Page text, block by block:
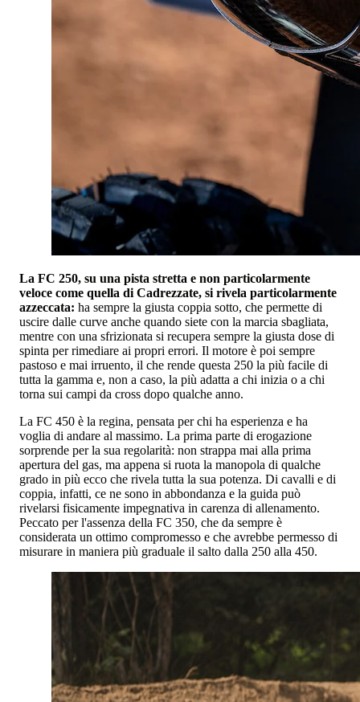
La FC 250, su una pista stretta e non particolarmente
veloce come quella di Cadrezzate, si rivela particolarmente
azzeccata: ha sempre la giusta coppia sotto, che permette di
uscire dalle curve anche quando siete con la marcia sbagliata,
mentre con una sfrizionata si recupera sempre la giusta dose di
spinta per rimediare ai propri errori. Il motore è poi sempre
pastoso e mai irruento, il che rende questa 250 la più facile di
tutta la gamma e, non a caso, la più adatta a chi inizia o a chi
torna sui campi da cross dopo qualche anno.
La FC 450 è la regina, pensata per chi ha esperienza e ha
voglia di andare al massimo. La prima parte di erogazione
sorprende per la sua regolarità: non strappa mai alla prima
apertura del gas, ma appena si ruota la manopola di qualche
grado in più ecco che rivela tutta la sua potenza. Di cavalli e di
coppia, infatti, ce ne sono in abbondanza e la guida può
rivelarsi fisicamente impegnativa in carenza di allenamento.
Peccato per l'assenza della FC 350, che da sempre è
considerata un ottimo compromesso e che avrebbe permesso di
misurare in maniera più graduale il salto dalla 250 alla 450.